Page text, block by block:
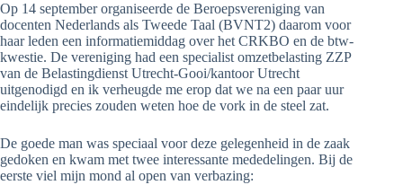
Op 14 september organiseerde de Beroepsvereniging van
docenten Nederlands als Tweede Taal (BVNT2) daarom voor
haar leden een informatiemiddag over het CRKBO en de btw-
kwestie. De vereniging had een specialist omzetbelasting ZZP
van de Belastingdienst Utrecht-Gooi/kantoor Utrecht
uitgenodigd en ik verheugde me erop dat we na een paar uur
eindelijk precies zouden weten hoe de vork in de steel zat.
De goede man was speciaal voor deze gelegenheid in de zaak
gedoken en kwam met twee interessante mededelingen. Bij de
eerste viel mijn mond al open van verbazing: